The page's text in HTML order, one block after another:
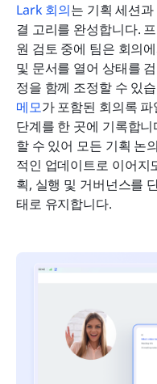
Lark 회의는 기획 세션
결 고리를 완성합니다.
원 검토 중에 팀은 회의
및 문서를 열어 상태를
정을 함께 조정할 수 있
메모가 포함된 회의록
단계를 한 곳에 기록합
할 수 있어 모든 기획 논
적인 업데이트로 이어지
획, 실행 및 거버넌스를
태로 유지합니다.